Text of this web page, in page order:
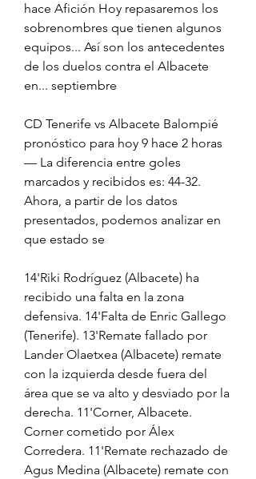
hace Afición Hoy repasaremos los
sobrenombres que tienen algunos
equipos... Así son los antecedentes
de los duelos contra el Albacete
en... septiembre
CD Tenerife vs Albacete Balompié
pronóstico para hoy 9 hace 2 horas
— La diferencia entre goles
marcados y recibidos es: 44-32.
Ahora, a partir de los datos
presentados, podemos analizar en
que estado se
14'Riki Rodríguez (Albacete) ha
recibido una falta en la zona
defensiva. 14'Falta de Enric Gallego
(Tenerife). 13'Remate fallado por
Lander Olaetxea (Albacete) remate
con la izquierda desde fuera del
área que se va alto y desviado por la
derecha. 11'Corner, Albacete.
Corner cometido por Álex
Corredera. 11'Remate rechazado de
Agus Medina (Albacete) remate con